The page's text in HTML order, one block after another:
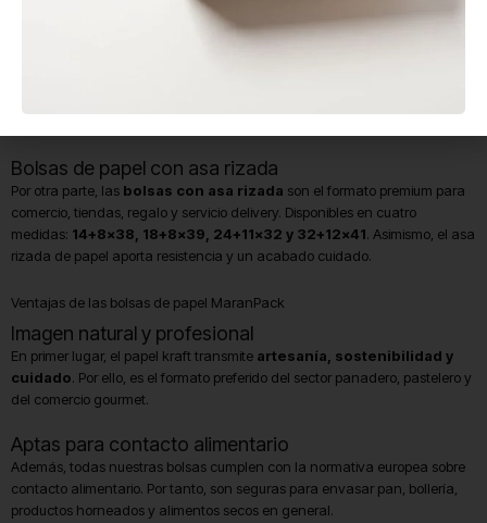
Bolsas de papel para panadería y bollería
bolsas de papel de panaderíason el formato clásico
Bolsas de papel con asa rizada
Por otra parte, las bolsas con asa rizada son el formato premium para
comercio, tiendas, regalo y servicio delivery. Disponibles en cuatro
medidas: 14+8×38, 18+8×39, 24+11×32 y 32+12×41. Asimismo, el asa
rizada de papel aporta resistencia y un acabado cuidado.
Ventajas de las bolsas de papel MaranPack
Imagen natural y profesional
En primer lugar, el papel kraft transmite artesanía, sostenibilidad y
cuidado. Por ello, es el formato preferido del sector panadero, pastelero y
del comercio gourmet.
Aptas para contacto alimentario
Además, todas nuestras bolsas cumplen con la normativa europea sobre
contacto alimentario. Por tanto, son seguras para envasar pan, bollería,
productos horneados y alimentos secos en general.